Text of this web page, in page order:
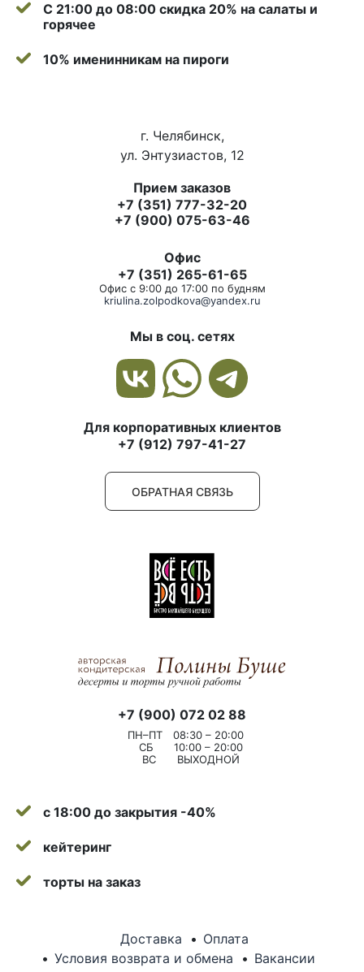
С 21:00 до 08:00 скидка 20% на салаты и
горячее
10% именинникам на пироги
г. Челябинск,
ул. Энтузиастов, 12
Прием заказов
+7 (351) 777-32-20
+7 (900) 075-63-46
Офис
+7 (351) 265-61-65
Офис с 9:00 до 17:00 по будням
kriulina.zolpodkova@yandex.ru
Мы в соц. сетях
Для корпоративных клиентов
+7 (912) 797-41-27
ОБРАТНАЯ СВЯЗЬ
+7 (900) 072 02 88
ПН–ПТ
08:30 – 20:00
СБ
10:00 – 20:00
ВС
ВЫХОДНОЙ
с 18:00 до закрытия -40%
кейтеринг
торты на заказ
Доставка
Оплата
Условия возврата и обмена
Вакансии